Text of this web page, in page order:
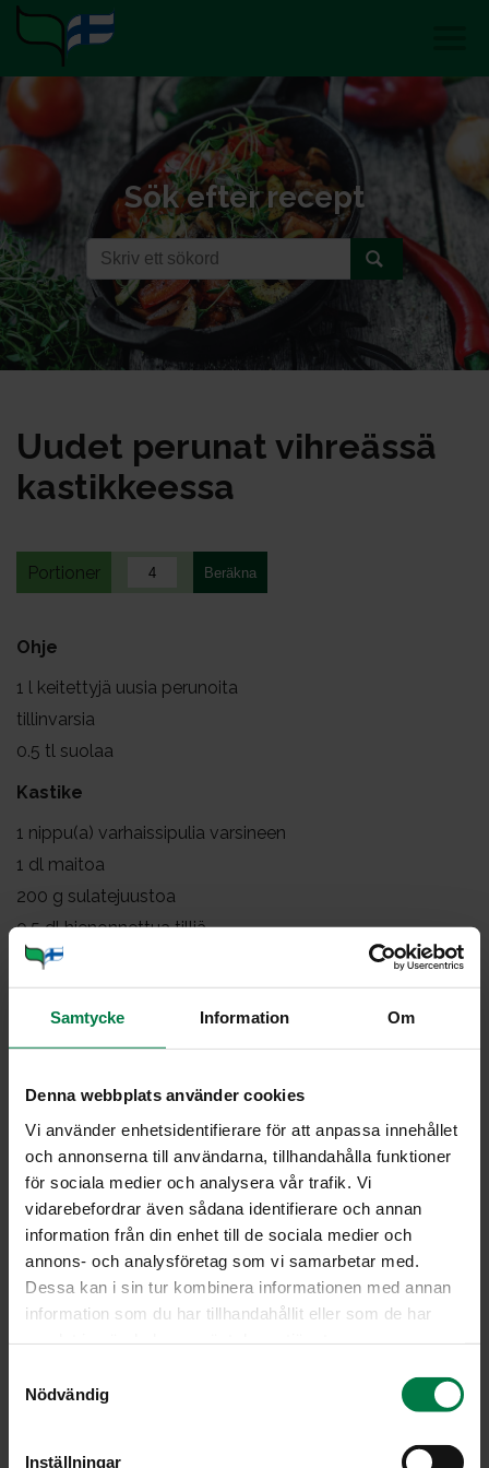
Samtycke Information Om
Denna webbplats använder cookies
Vi använder enhetsidentifierare för att anpassa innehållet
och annonserna till användarna, tillhandahålla funktioner
för sociala medier och analysera vår trafik. Vi
vidarebefordrar även sådana identifierare och annan
information från din enhet till de sociala medier och
annons- och analysföretag som vi samarbetar med.
Dessa kan i sin tur kombinera informationen med annan
information som du har tillhandahållit eller som de har
Nödvändig
Inställningar
Sök efter recept
Uu­det pe­ru­nat vih­reäs­sä
kas­tik­kees­sa
Portioner
Ohje
1 l keitettyjä uusia perunoita
tillinvarsia
0.5 tl suolaa
Kastike
1 nippu(a) varhaissipulia varsineen
1 dl maitoa
200 g sulatejuustoa
0.5dl hienonnettua tilliä
muutama kierros valkopippuria myllystä
ripaus suolaa
Keitä pienehköt perunat napakan kypsiksi tillillä ja
Kaada vesi pois ja anna perunoiden kuivahtaa kannen
alla.
Hienonna sipulit ja leikkaa sipulin varret ohuiksi
viipaleiksi. Kuullota sipulisilppua öljyssä miedolla
lämmöllä hetki. Lisää sipulin varret ja anna niidenkin
pehmentyä. Lisää maito ja sulatejuusto ja sekoita
kunnes juusto on sulanut ja seos on tasaista. Mausta
tillillä, valkopippurilla ja suolalla.
tarjota halutessasi kastikkeen myös erikseen.